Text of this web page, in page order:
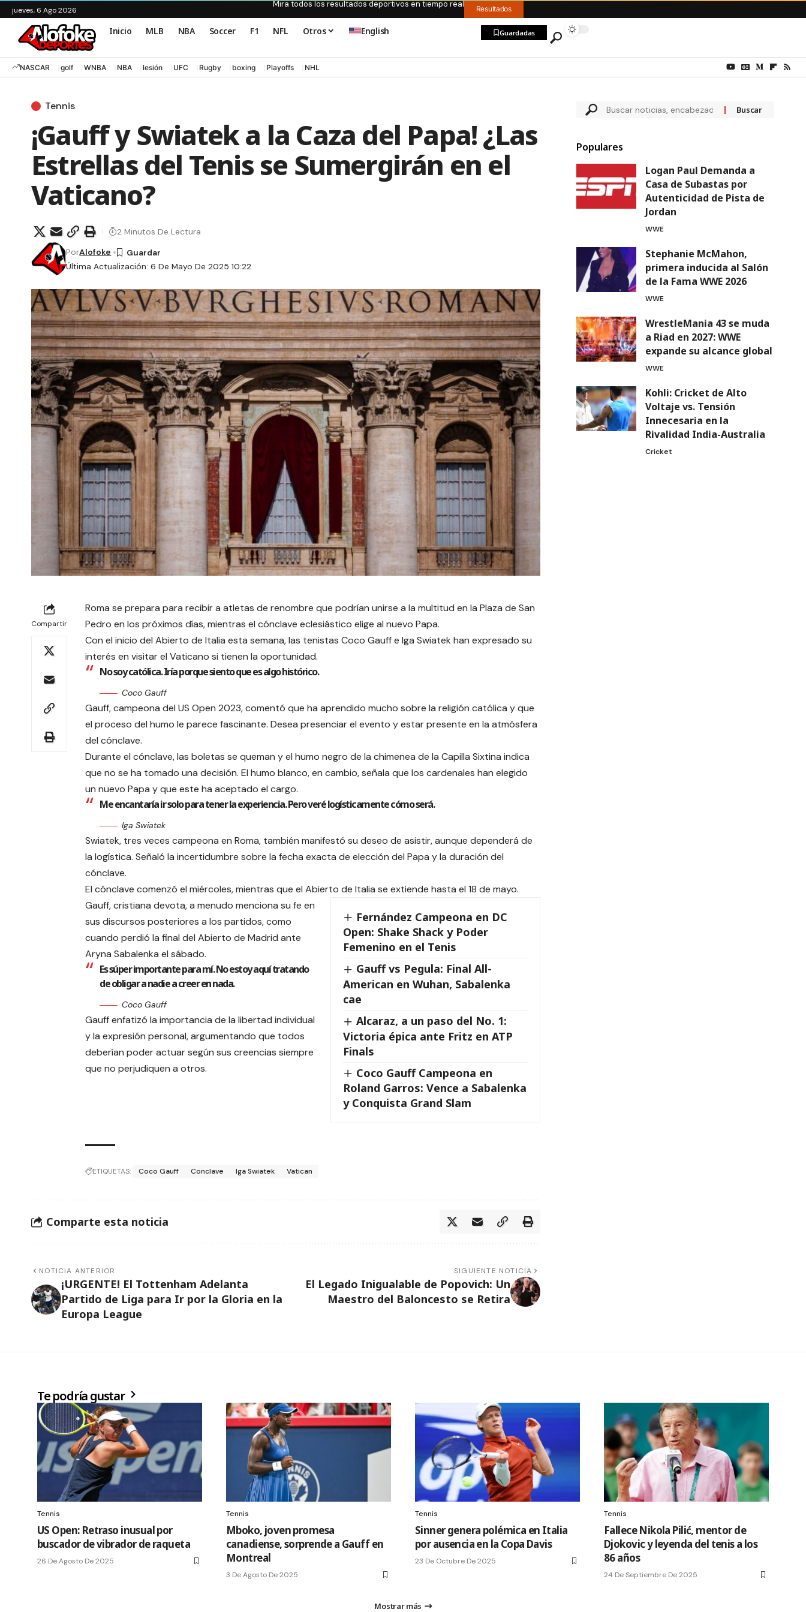
jueves, 6 Ago 2026
Mira todos los resultados deportivos en tiempo real Resultados
Inicio MLB NBA Soccer F1 NFL Otros English Guardadas
NASCAR golf WNBA NBA lesión UFC Rugby boxing Playoffs NHL
Tennis
¡Gauff y Swiatek a la Caza del Papa! ¿Las
Estrellas del Tenis se Sumergirán en el
Vaticano?
Última Actualización: 6 De Mayo De 2025 10:22
PorAlofoke
2 Minutos De Lectura
Compartir
Roma se prepara para recibir a atletas de renombre que podrían unirse a la multitud en la Plaza de San
Pedro en los próximos días, mientras el cónclave eclesiástico elige al nuevo Papa.
Con el inicio del Abierto de Italia esta semana, las tenistas Coco Gauff e Iga Swiatek han expresado su
interés en visitar el Vaticano si tienen la oportunidad.
No soy católica. Iría porque siento que es algo histórico.
Coco Gauff
Gauff, campeona del US Open 2023, comentó que ha aprendido mucho sobre la religión católica y que
el proceso del humo le parece fascinante. Desea presenciar el evento y estar presente en la atmósfera
del cónclave.
Durante el cónclave, las boletas se queman y el humo negro de la chimenea de la Capilla Sixtina indica
que no se ha tomado una decisión. El humo blanco, en cambio, señala que los cardenales han elegido
un nuevo Papa y que este ha aceptado el cargo.
Me encantaría ir solo para tener la experiencia. Pero veré logísticamente cómo será.
Iga Swiatek
Swiatek, tres veces campeona en Roma, también manifestó su deseo de asistir, aunque dependerá de
la logística. Señaló la incertidumbre sobre la fecha exacta de elección del Papa y la duración del
cónclave.
El cónclave comenzó el miércoles, mientras que el Abierto de Italia se extiende hasta el 18 de mayo.
Fernández Campeona en DC
Open: Shake Shack y Poder
Femenino en el Tenis
Gauff vs Pegula: Final All-
American en Wuhan, Sabalenka
cae
Alcaraz, a un paso del No. 1:
Victoria épica ante Fritz en ATP
Finals
Coco Gauff Campeona en
Roland Garros: Vence a Sabalenka
y Conquista Grand Slam
Gauff, cristiana devota, a menudo menciona su fe en
sus discursos posteriores a los partidos, como
cuando perdió la final del Abierto de Madrid ante
Aryna Sabalenka el sábado.
Es súper importante para mí. No estoy aquí tratando
de obligar a nadie a creer en nada.
Coco Gauff
Gauff enfatizó la importancia de la libertad individual
y la expresión personal, argumentando que todos
deberían poder actuar según sus creencias siempre
que no perjudiquen a otros.
ETIQUETAS: Coco Gauff Conclave Iga Swiatek Vatican
Comparte esta noticia
NOTICIA ANTERIOR
¡URGENTE! El Tottenham Adelanta
Partido de Liga para Ir por la Gloria en la
Europa League
SIGUIENTE NOTICIA
El Legado Inigualable de Popovich: Un
Maestro del Baloncesto se Retira
Populares
Logan Paul Demanda a
Casa de Subastas por
Autenticidad de Pista de
Jordan
WWE
Stephanie McMahon,
primera inducida al Salón
de la Fama WWE 2026
WWE
WrestleMania 43 se muda
a Riad en 2027: WWE
expande su alcance global
WWE
Kohli: Cricket de Alto
Voltaje vs. Tensión
Innecesaria en la
Rivalidad India-Australia
Cricket
Te podría gustar
Tennis
US Open: Retraso inusual por
buscador de vibrador de raqueta
26 De Agosto De 2025
Tennis
Mboko, joven promesa
canadiense, sorprende a Gauff en
Montreal
3 De Agosto De 2025
Tennis
Sinner genera polémica en Italia
por ausencia en la Copa Davis
23 De Octubre De 2025
Tennis
Fallece Nikola Pilić, mentor de
Djokovic y leyenda del tenis a los
86 años
24 De Septiembre De 2025
Mostrar más